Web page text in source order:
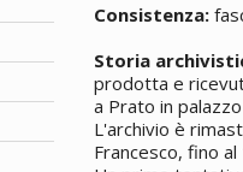
Consistenza:
Storia
prodotta e
a Prato in
L'archivio è
Francesco, fino